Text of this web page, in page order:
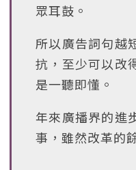
眾耳鼓。
所以廣告詞句越
抗，至少可以改
是一聽即懂。
年來廣播界的進
事，雖然改革的